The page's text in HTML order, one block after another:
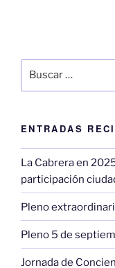
Buscar
por:
ENTRADAS
La Cabrera en
participación
Pleno
Pleno 5 de
Jornada de